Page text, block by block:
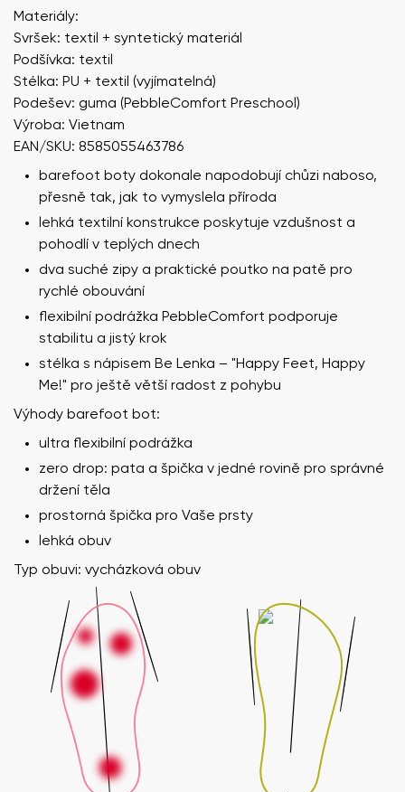
Materiály:
Svršek: textil + syntetický materiál
Podšívka: textil
Stélka: PU + textil (vyjímatelná)
Podešev: guma (PebbleComfort Preschool)
Výroba: Vietnam
EAN/SKU: 8585055463786
barefoot boty dokonale napodobují chůzi naboso,
přesně tak, jak to vymyslela příroda
lehká textilní konstrukce poskytuje vzdušnost a
pohodlí v teplých dnech
dva suché zipy a praktické poutko na patě pro
rychlé obouvání
flexibilní podrážka PebbleComfort podporuje
stabilitu a jistý krok
stélka s nápisem Be Lenka – "Happy Feet, Happy
Me!" pro ještě větší radost z pohybu
Výhody barefoot bot:
ultra flexibilní podrážka
zero drop: pata a špička v jedné rovině pro správné
držení těla
prostorná špička pro Vaše prsty
lehká obuv
Typ obuvi: vycházková obuv